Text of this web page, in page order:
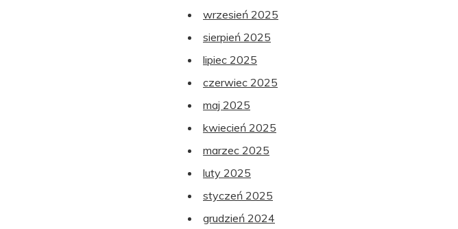
wrzesień 2025
sierpień 2025
lipiec 2025
czerwiec 2025
maj 2025
kwiecień 2025
marzec 2025
luty 2025
styczeń 2025
grudzień 2024